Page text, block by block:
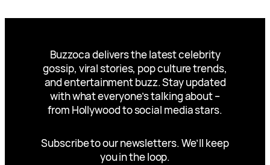
Buzzoca delivers the latest celebrity
gossip, viral stories, pop culture trends,
and entertainment buzz. Stay updated
with what everyone’s talking about –
from Hollywood to social media stars.
Subscribe to our newsletters. We’ll keep
you in the loop.